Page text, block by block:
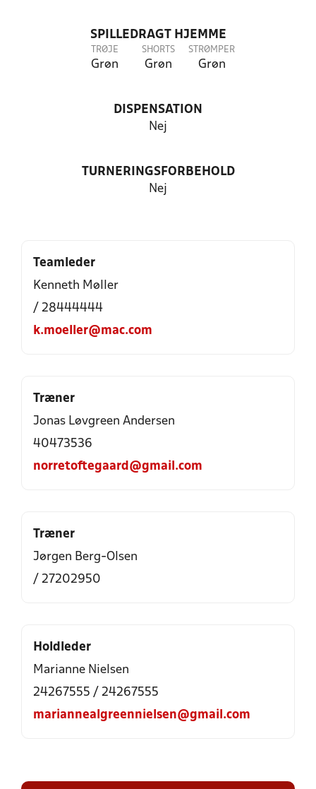
SPILLEDRAGT HJEMME
TRØJE
Grøn
SHORTS
Grøn
STRØMPER
Grøn
DISPENSATION
Nej
TURNERINGSFORBEHOLD
Nej
Teamleder
Kenneth Møller
/ 28444444
k.moeller@mac.com
Træner
Jonas Løvgreen Andersen
40473536
norretoftegaard@gmail.com
Træner
Jørgen Berg-Olsen
/ 27202950
Holdleder
Marianne Nielsen
24267555 / 24267555
mariannealgreennielsen@gmail.com